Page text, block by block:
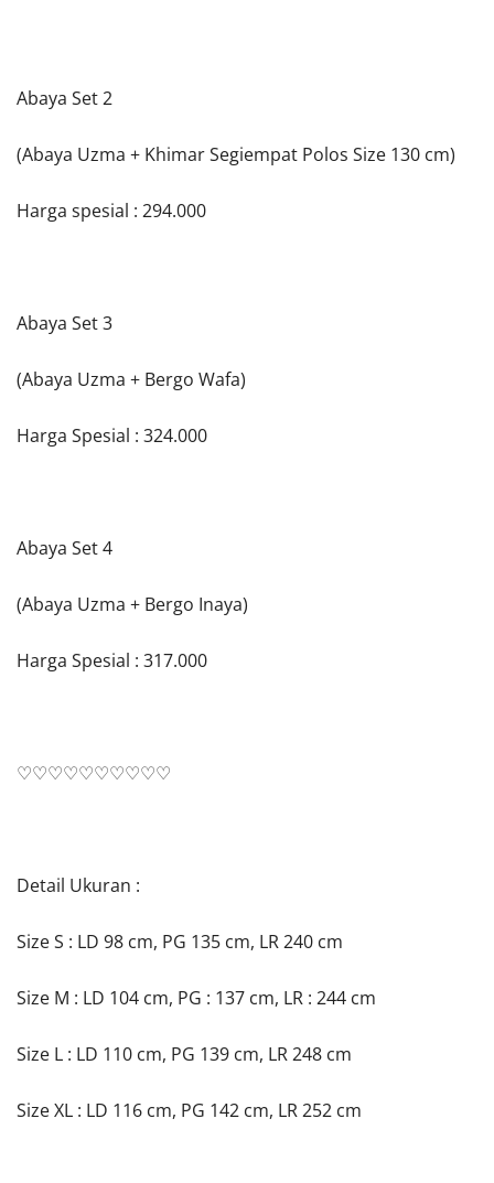
Abaya Set 2
(Abaya Uzma + Khimar Segiempat Polos Size 130 cm)
Harga spesial : 294.000
Abaya Set 3
(Abaya Uzma + Bergo Wafa)
Harga Spesial : 324.000
Abaya Set 4
(Abaya Uzma + Bergo Inaya)
Harga Spesial : 317.000
♡♡♡♡♡♡♡♡♡♡
Detail Ukuran :
Size S : LD 98 cm, PG 135 cm, LR 240 cm
Size M : LD 104 cm, PG : 137 cm, LR : 244 cm
Size L : LD 110 cm, PG 139 cm, LR 248 cm
Size XL : LD 116 cm, PG 142 cm, LR 252 cm